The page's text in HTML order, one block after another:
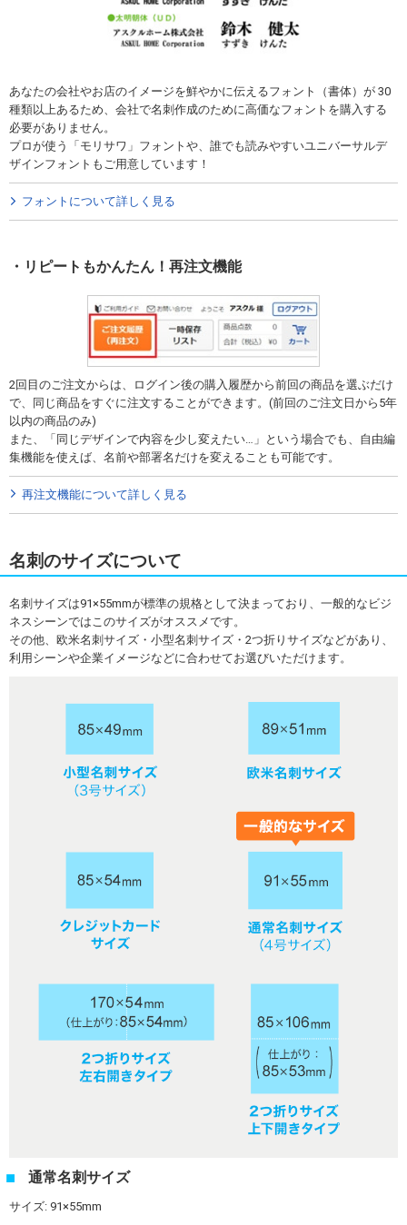
あなたの会社やお店のイメージを鮮やかに伝えるフォント（書体）が 30
種類以上あるため、会社で名刺作成のために高価なフォントを購入する
必要がありません。
プロが使う「モリサワ」フォントや、誰でも読みやすいユニバーサルデ
ザインフォントもご用意しています！
フォントについて詳しく見る
リピートもかんたん！再注文機能
2回目のご注文からは、ログイン後の購入履歴から前回の商品を選ぶだけ
で、同じ商品をすぐに注文することができます。(前回のご注文日から5年
以内の商品のみ)
また、「同じデザインで内容を少し変えたい…」という場合でも、自由編
集機能を使えば、名前や部署名だけを変えることも可能です。
再注文機能について詳しく見る
名刺のサイズについて
名刺サイズは91×55mmが標準の規格として決まっており、一般的なビジ
ネスシーンではこのサイズがオススメです。
その他、欧米名刺サイズ・小型名刺サイズ・2つ折りサイズなどがあり、
利用シーンや企業イメージなどに合わせてお選びいただけます。
通常名刺サイズ
サイズ: 91×55mm